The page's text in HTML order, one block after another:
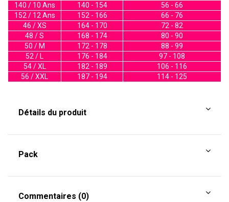
140 / 10 Ans
140 - 154
56 - 66
152 / 12 Ans
152 - 166
66 - 76
46 / XS
164 - 170
72 - 82
48 / S
168 - 174
80 - 90
50 / M
172 - 178
88 - 99
52 / L
176 - 184
97 - 108
54 / XL
182 - 189
106 - 116
56 / XXL
187 - 194 114 - 125
Détails du produit
Pack
Commentaires (0)